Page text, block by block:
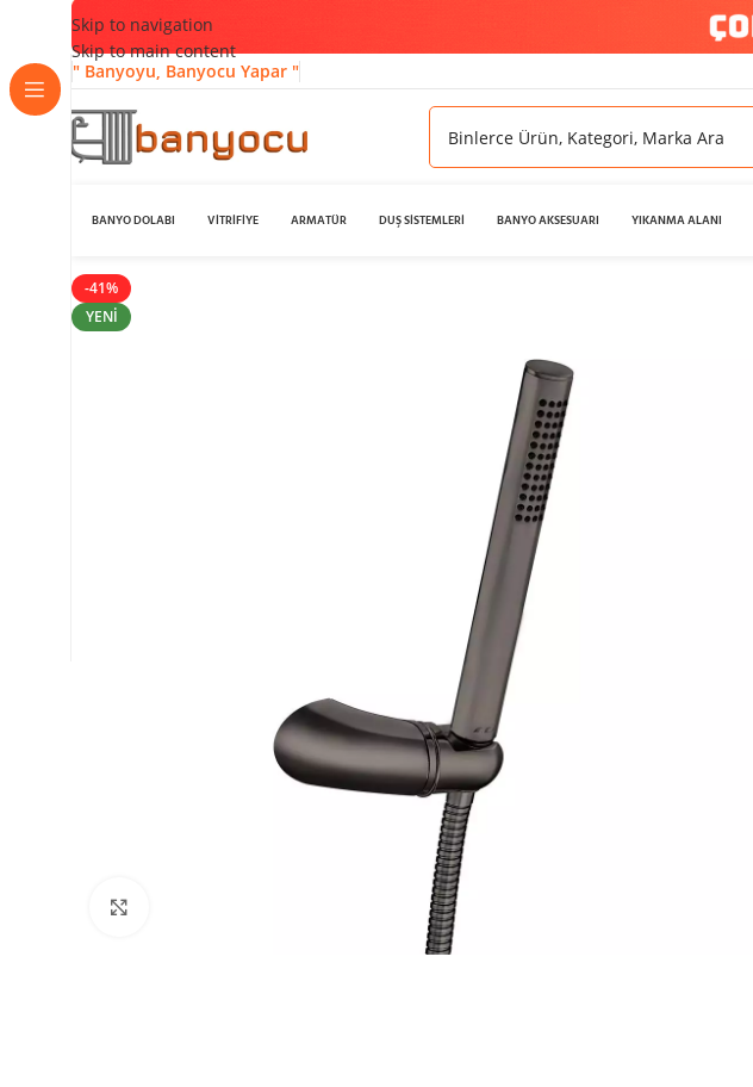
Skip to navigation
Skip to main content
" Banyoyu, Banyocu Yapar "
BANYO DOLABI VİTRİFİYE ARMATÜR DUŞ SİSTEMLERİ BANYO AKSESUARI YIKANMA ALANI
-41%
YENI